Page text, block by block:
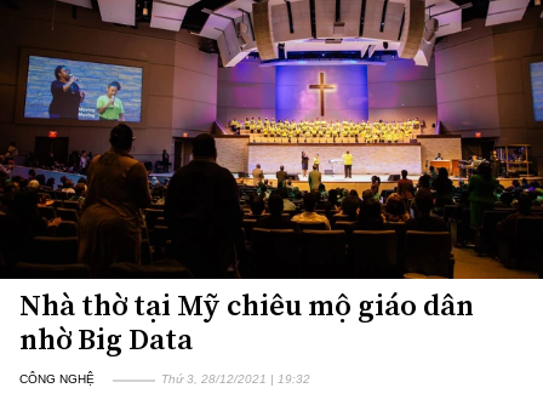
Nhà thờ tại Mỹ chiêu mộ giáo dân
nhờ Big Data
CÔNG NGHỆ Thứ 3, 28/12/2021 | 19:32